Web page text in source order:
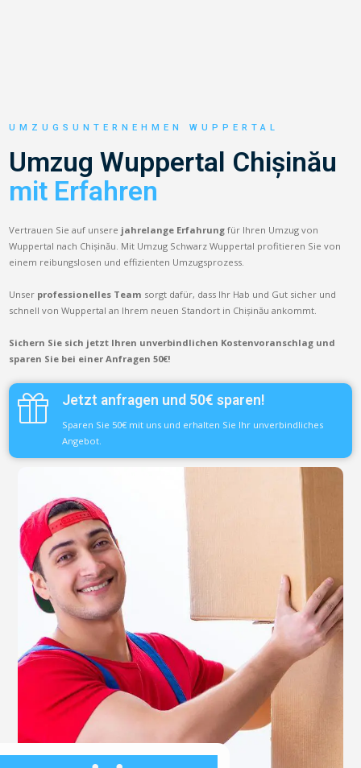
UMZUGSUNTERNEHMEN WUPPERTAL
Umzug Wuppertal Chișinău
mit Erfahren
Vertrauen Sie auf unsere jahrelange Erfahrung für Ihren Umzug von
Wuppertal nach Chișinău. Mit Umzug Schwarz Wuppertal profitieren Sie von
einem reibungslosen und effizienten Umzugsprozess.
Unser professionelles Team sorgt dafür, dass Ihr Hab und Gut sicher und
schnell von Wuppertal an Ihrem neuen Standort in Chișinău ankommt.
Sichern Sie sich jetzt Ihren unverbindlichen Kostenvoranschlag und
sparen Sie bei einer Anfragen 50€!
Jetzt anfragen und 50€ sparen!
Sparen Sie 50€ mit uns und erhalten Sie Ihr unverbindliches
Angebot.